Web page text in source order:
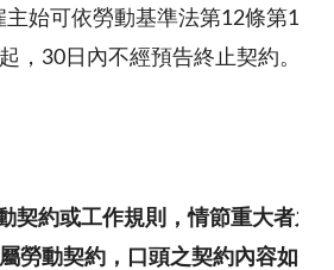
主始可依勞動基準法第12條第1
， 30 日內不經預告終止契約。雇
契約或工作規則，情節重大者之
勞動契約，口頭之契約內容如何